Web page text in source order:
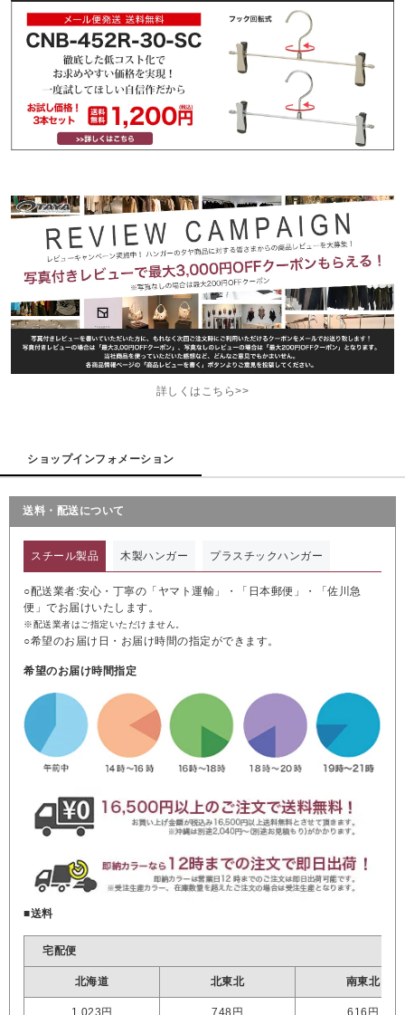
詳しくはこちら>>
ショップインフォメーション
送料・配送について
スチール製品 木製ハンガー プラスチックハンガー
○配送業者:安心・丁寧の「ヤマト運輸」・「日本郵便」・「佐川急
便」でお届けいたします。
※配送業者はご指定いただけません。
○希望のお届け日・お届け時間の指定ができます。
希望のお届け時間指定
■送料
宅配便
北海道 北東北 南東北
1,023円 748円 616円